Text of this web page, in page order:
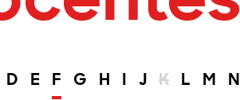
D E F G H I J K L M N